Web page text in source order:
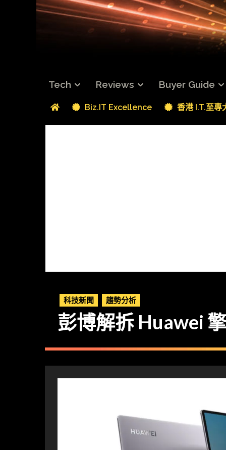
Tech Reviews Buyer Guide
Biz.IT Excellence 香港 I.T.至專
科技新聞 趨勢分析
彭博解拆 Huawei